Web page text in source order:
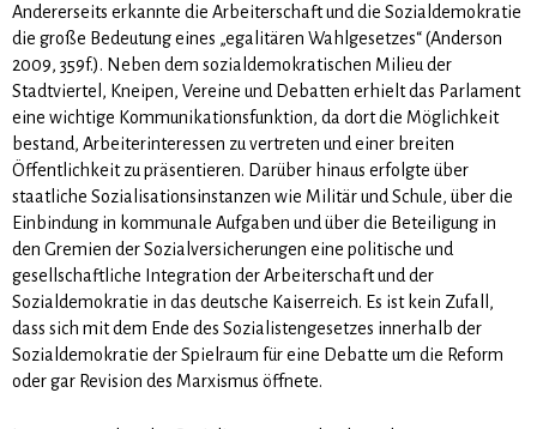
Andererseits erkannte die Arbeiter­schaft und die Sozialdemokratie
die große Bedeutung eines „egalitären Wahlgesetzes“ (Anderson
2009, 359f.). Neben dem sozialdemokratischen Milieu der
Stadtviertel, Kneipen, Vereine und Debat­ten erhielt das Parlament
eine wichtige Kommunika­tions­funktion, da dort die Möglichkeit
bestand, Arbeiterinteressen zu vertreten und einer breiten
Öffentlichkeit zu präsentieren. Darüber hinaus er­folgte über
staatliche Sozialisationsinstanzen wie Militär und Schule, über die
Einbindung in kommu­nale Aufgaben und über die Beteiligung in
den Gremien der Sozialversicherungen eine politische und
gesellschaftliche Integration der Arbeiterschaft und der
Sozialdemokratie in das deutsche Kaiserreich. Es ist kein Zufall,
dass sich mit dem Ende des Sozialistengesetzes innerhalb der
Sozialdemokratie der Spielraum für eine Debatte um die Reform
oder gar Revision des Marxismus öffnete.